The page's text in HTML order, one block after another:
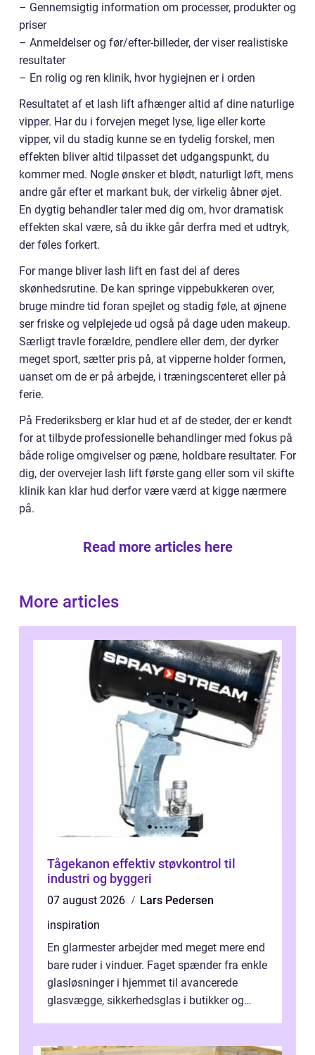
– Gennemsigtig information om processer, produkter og
priser
– Anmeldelser og før/efter-billeder, der viser realistiske
resultater
– En rolig og ren klinik, hvor hygiejnen er i orden
Resultatet af et lash lift afhænger altid af dine naturlige
vipper. Har du i forvejen meget lyse, lige eller korte
vipper, vil du stadig kunne se en tydelig forskel, men
effekten bliver altid tilpasset det udgangspunkt, du
kommer med. Nogle ønsker et blødt, naturligt løft, mens
andre går efter et markant buk, der virkelig åbner øjet.
En dygtig behandler taler med dig om, hvor dramatisk
effekten skal være, så du ikke går derfra med et udtryk,
der føles forkert.
For mange bliver lash lift en fast del af deres
skønhedsrutine. De kan springe vippebukkeren over,
bruge mindre tid foran spejlet og stadig føle, at øjnene
ser friske og velplejede ud også på dage uden makeup.
Særligt travle forældre, pendlere eller dem, der dyrker
meget sport, sætter pris på, at vipperne holder formen,
uanset om de er på arbejde, i træningscenteret eller på
ferie.
På Frederiksberg er klar hud et af de steder, der er kendt
for at tilbyde professionelle behandlinger med fokus på
både rolige omgivelser og pæne, holdbare resultater. For
dig, der overvejer lash lift første gang eller som vil skifte
klinik kan klar hud derfor være værd at kigge nærmere
på.
Read more articles here
More articles
Tågekanon effektiv støvkontrol til
industri og byggeri
07 august 2026
Lars Pedersen
inspiration
En glarmester arbejder med meget mere end
bare ruder i vinduer. Faget spænder fra enkle
glasløsninger i hjemmet til avancerede
glasvægge, sikkerhedsglas i butikker og